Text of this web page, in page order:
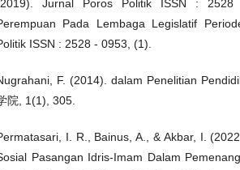
Jurnal Poros Politik ISSN : 2528
Pada Lembaga Legislatif
ISSN : 2528 - 0953, (1).
F. (2014). dalam Penelitian
院, 1(1), 305.
I. R., Bainus, A., & Akbar, I.
Pasangan Idris-Imam Dalam